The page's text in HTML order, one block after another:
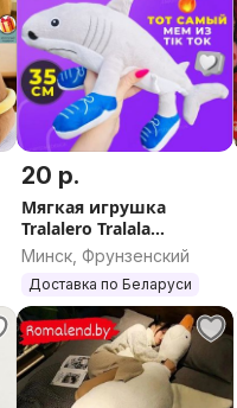
20 р.
Мягкая игрушка
Tralalero Tralala
(Тралалело тралала)
Минск, Фрунзенский
Доставка по Беларуси